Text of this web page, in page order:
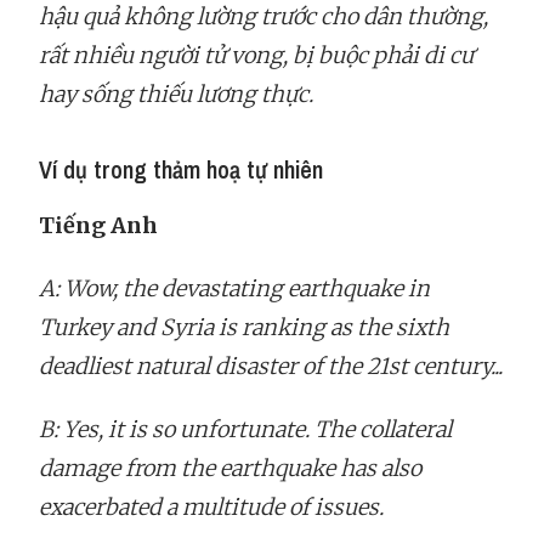
hậu quả không lường trước cho dân thường,
rất nhiều người tử vong, bị buộc phải di cư
hay sống thiếu lương thực.
Ví dụ trong thảm hoạ tự nhiên
Tiếng Anh
A: Wow, the devastating earthquake in
Turkey and Syria is ranking as the sixth
deadliest natural disaster of the 21st century...
B: Yes, it is so unfortunate. The collateral
damage from the earthquake has also
exacerbated a multitude of issues.